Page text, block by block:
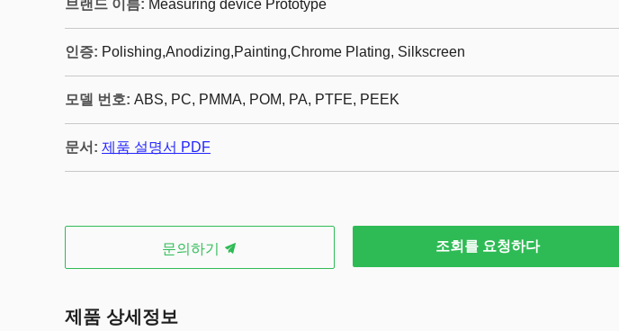
브랜드 이름: Measuring device Prototype
인증: Polishing,Anodizing,Painting,Chrome Plating, Silkscreen
모델 번호: ABS, PC, PMMA, POM, PA, PTFE, PEEK
문서: 제품 설명서 PDF
문의하기 조회를 요청하다
제품 상세정보